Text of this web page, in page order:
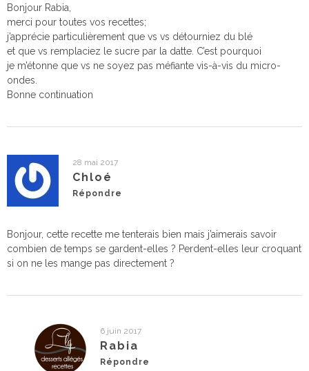
Bonjour Rabia,
merci pour toutes vos recettes;
j’apprécie particulièrement que vs vs détourniez du blé
et que vs remplaciez le sucre par la datte. C’est pourquoi
je m’étonne que vs ne soyez pas méfiante vis-à-vis du micro-
ondes.
Bonne continuation
28 mai 2017
Chloé
Répondre
Bonjour, cette recette me tenterais bien mais j’aimerais savoir
combien de temps se gardent-elles ? Perdent-elles leur croquant
si on ne les mange pas directement ?
6 juin 2017
Rabia
Répondre